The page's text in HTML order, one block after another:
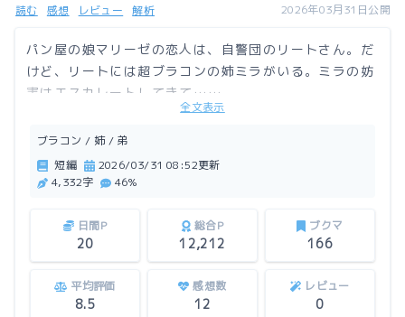
読む 感想 レビュー 解析 2026年03月31日公開
パン屋の娘マリーゼの恋人は、自警団のリートさん。だ
けど、リートには超ブラコンの姉ミラがいる。ミラの妨
害はエスカレートしてきて……。
この作品はアルファポリスにも掲載しています。
全文表示
ブラコン / 姉 / 弟
短編
2026/03/31 08:52更新
4,332字
46%
日間P
20
総合P
12,212
ブクマ
166
平均評価
8.5
感想数
12
レビュー
0